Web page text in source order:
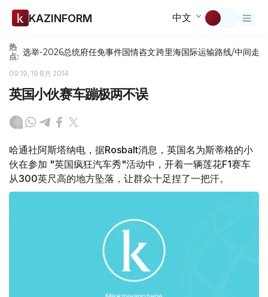
KAZINFORM 中文
热
点: 选举-2026总统府任免事件国情咨文跨里海国际运输路线/中间走廊
09:19, 19 8月 2014
英国小伙赛车蹦极两不误
哈通社阿斯塔纳电，据Rosbalt消息，英国名为斯蒂格的小
伙在参加 "英国疯狂汽车秀"活动中，开着一辆莲花F1赛车
从300英尺高的地方坠落，让群众十足捏了一把汗。